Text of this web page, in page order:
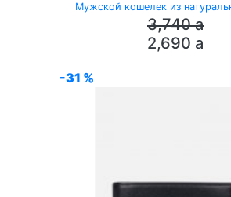
Мужской кошелек из
3,740a
2,690 a
-31 %